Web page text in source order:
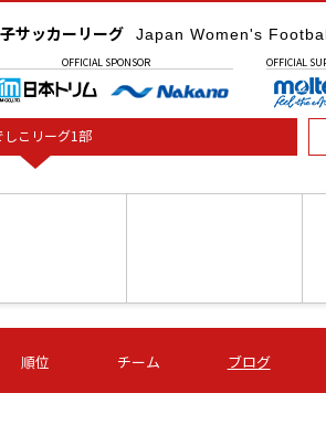
サッカーリーグ Japan Women's
OFFICIAL SPONSOR OFFICIAL
しこリーグ1部
節 09/05 (土) 15:00
石人の星
-
第16節 09/05 (土) 16:00
ＡＧＦ
-
順位 チーム ブログ